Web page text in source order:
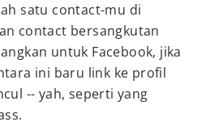
satu contact-mu di
contact bersangkutan
untuk Facebook, jika
ini baru link ke profil
-- yah, seperti yang